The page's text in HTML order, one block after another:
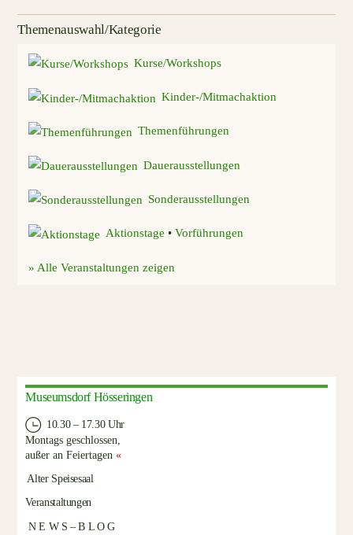
Themenauswahl/Kategorie
Kurse/Workshops
Kinder-/Mitmachaktion
Themenführungen
Dauerausstellungen
Sonderausstellungen
Aktionstage •Vorführungen
» Alle Veranstaltungen zeigen
Museumsdorf Hösseringen
10.30 – 17.30 Uhr
Montags geschlossen,
außer an Feiertagen«
Alter Speisesaal
Veranstaltungen
N E W S – B L O G